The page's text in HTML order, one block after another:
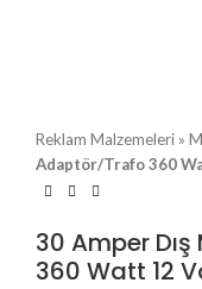
Reklam Malzemeleri »
Adaptör/Trafo 360
30 Amper
360 Watt 12